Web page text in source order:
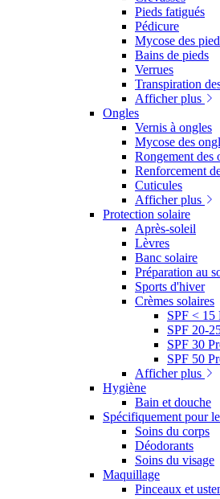
Pieds fatigués
Pédicure
Mycose des
Bains de pieds
Verrues
Transpiration
Afficher plus
Ongles
Vernis à ongles
Mycose des
Rongement des
Renforcement
Cuticules
Afficher plus
Protection solaire
Après-soleil
Lèvres
Banc solaire
Préparation au
Sports d'hiver
Crèmes solaires
SPF < 15
SPF 20-
SPF 30
SPF 50
Afficher plus
Hygiène
Bain et douche
Spécifiquement pour
Soins du corps
Déodorants
Soins du visage
Maquillage
Pinceaux et